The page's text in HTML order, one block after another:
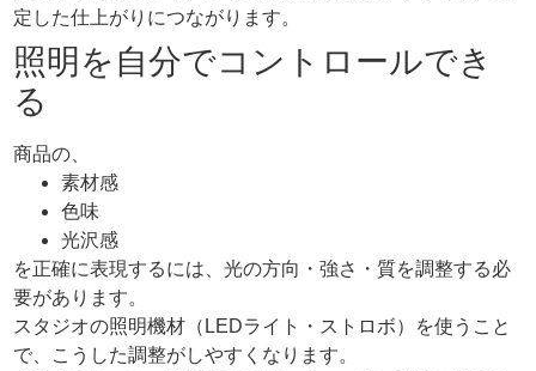
定した仕上がりにつながります。
照明を自分でコントロールでき
る
商品の、
素材感
色味
光沢感
を正確に表現するには、光の方向・強さ・質を調整する必
要があります。
スタジオの照明機材（LEDライト・ストロボ）を使うこと
で、こうした調整がしやすくなります。